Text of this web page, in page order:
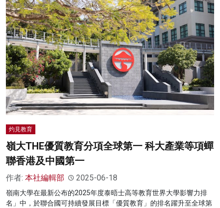
灼見教育
嶺大THE優質教育分項全球第一 科大產業等項蟬
聯香港及中國第一
作者: 本社編輯部 2025-06-18
嶺南大學在最新公布的2025年度泰晤士高等教育世界大學影響力排
名」中，於聯合國可持續發展目標「優質教育」的排名躍升至全球第